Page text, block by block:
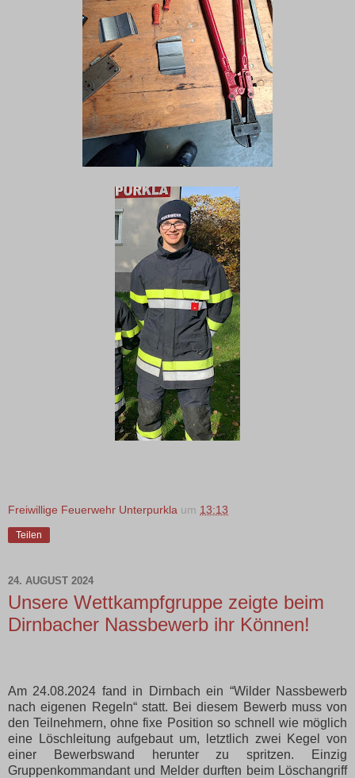
Freiwillige Feuerwehr Unterpurkla um 13:13
Teilen
24. AUGUST 2024
Unsere Wettkampfgruppe zeigte beim
Dirnbacher Nassbewerb ihr Können!
Am 24.08.2024 fand in Dirnbach ein “Wilder Nassbewerb
nach eigenen Regeln“ statt. Bei diesem Bewerb muss von
den Teilnehmern, ohne fixe Position so schnell wie möglich
eine Löschleitung aufgebaut um, letztlich zwei Kegel von
einer Bewerbswand herunter zu spritzen. Einzig
Gruppenkommandant und Melder durften beim Löschangriff